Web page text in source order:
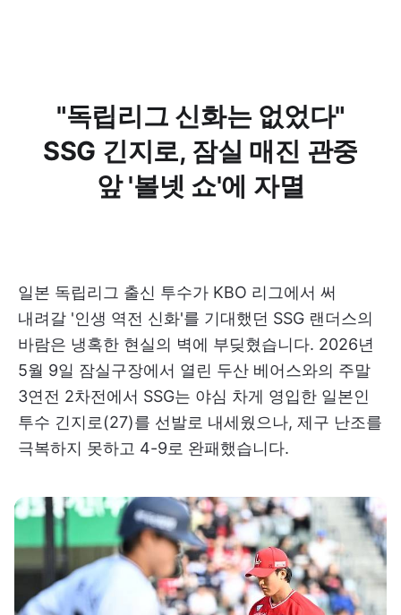
"독립리그 신화는 없었다"
SSG 긴지로, 잠실 매진 관중
앞 '볼넷 쇼'에 자멸
일본 독립리그 출신 투수가 KBO 리그에서 써
내려갈 '인생 역전 신화'를 기대했던 SSG 랜더스의
바람은 냉혹한 현실의 벽에 부딪혔습니다. 2026년
5월 9일 잠실구장에서 열린 두산 베어스와의 주말
3연전 2차전에서 SSG는 야심 차게 영입한 일본인
투수 긴지로(27)를 선발로 내세웠으나, 제구 난조를
극복하지 못하고 4-9로 완패했습니다.